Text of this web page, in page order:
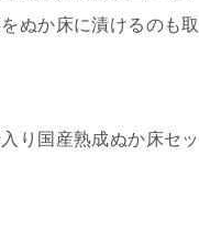
ぬか床に漬けるのも取
り国産熟成ぬか床セッ